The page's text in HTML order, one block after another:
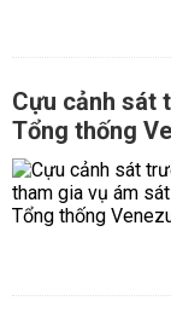
Cựu cảnh sát
Tổng thống